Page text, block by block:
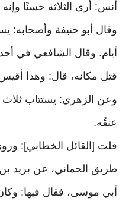
أنس: أرى الثلاثة حسنًا وإنه
وقال أبو حنيفة وأصحابه:
أيام. وقال الشافعي في
قتل مكانه، قال: وهذا
وعن الزهري: يستتاب
عنقُه.
قلت [القائل الخطابي]:
طريق الحماني، عن بريد
أبي موسى، فقال فيها: